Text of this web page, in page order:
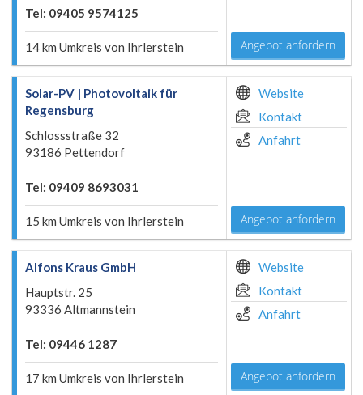
Tel: 09405 9574125
14 km Umkreis von Ihrlerstein Angebot anfordern
Solar-PV | Photovoltaik für
Regensburg
Schlossstraße 32
93186 Pettendorf
Tel: 09409 8693031
15 km Umkreis von Ihrlerstein
Website
Kontakt
Anfahrt
Angebot anfordern
Alfons Kraus GmbH
Hauptstr. 25
93336 Altmannstein
Tel: 09446 1287
17 km Umkreis von Ihrlerstein
Website
Kontakt
Anfahrt
Angebot anfordern